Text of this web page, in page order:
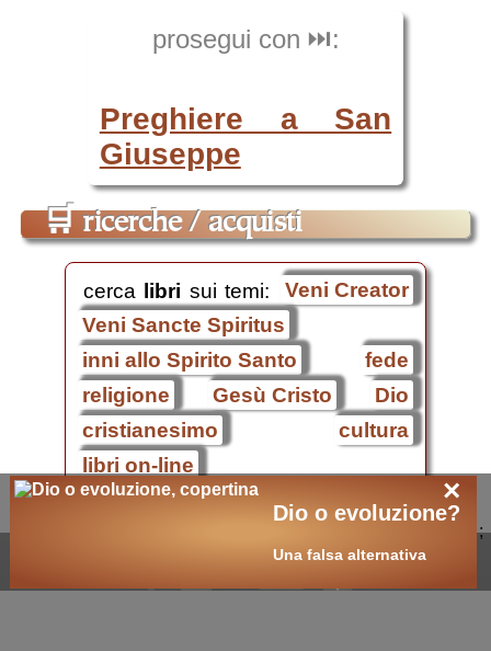
prosegui con ⏭️:
Preghiere a San
Giuseppe
🛒 ricerche / acquisti
cerca libri sui temi:
Veni Creator
Veni Sancte Spiritus
inni allo Spirito Santo
fede
religione
Gesù Cristo
Dio
cristianesimo
cultura
libri on-line
Inni allo Spirito Santo
×
Dio o evoluzione?
Una falsa alternativa
;